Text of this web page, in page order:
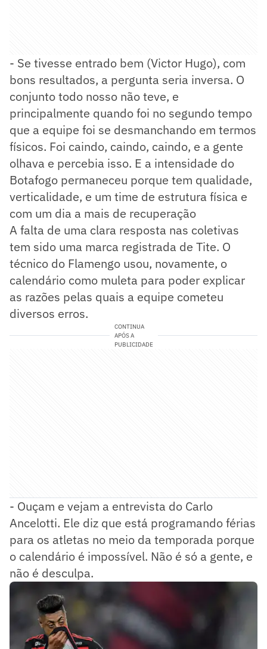
- Se tivesse entrado bem (Victor Hugo), com
bons resultados, a pergunta seria inversa. O
conjunto todo nosso não teve, e
principalmente quando foi no segundo tempo
que a equipe foi se desmanchando em termos
físicos. Foi caindo, caindo, caindo, e a gente
olhava e percebia isso. E a intensidade do
Botafogo permaneceu porque tem qualidade,
verticalidade, e um time de estrutura física e
com um dia a mais de recuperação
A falta de uma clara resposta nas coletivas
tem sido uma marca registrada de Tite. O
técnico do Flamengo usou, novamente, o
calendário como muleta para poder explicar
as razões pelas quais a equipe cometeu
diversos erros.
CONTINUA
APÓS A
PUBLICIDADE
- Ouçam e vejam a entrevista do Carlo
Ancelotti. Ele diz que está programando férias
para os atletas no meio da temporada porque
o calendário é impossível. Não é só a gente, e
não é desculpa.